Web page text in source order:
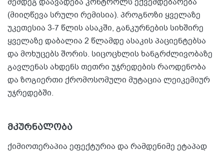
(მიიღწევა სრული რემისია). პროგნოზი ყველაზე
უკეთესია 3-7 წლის ასაკში, განკურნების სიხშირე
ყველაზე დაბალია 2 წლამდე ასაკის პაციენტებსა
და მოხუცებს შორის. სიცოცხლის ხანგრძლივობაზე
გავლენას ახდენს თეთრი უჯრედების რაოდენობა
და ზოგიერთი ქრომოსომული მუტაცია ლეიკემიურ
უჯრედებში.
მკურნალობა
ქიმიოთერაპია ეფექტურია და რამდენიმე ეტაპად